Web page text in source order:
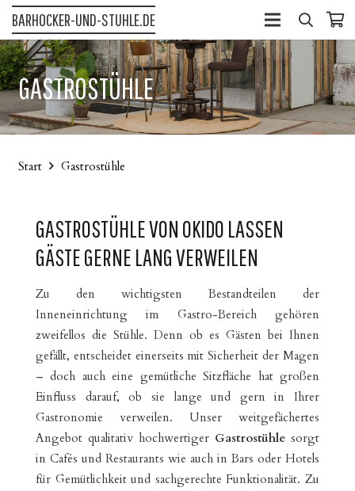
BARHOCKER-UND-STUHLE.DE
GASTROSTÜHLE
Start Gastrostühle
GASTROSTÜHLE VON OKIDO LASSEN
GÄSTE GERNE LANG VERWEILEN
Zu den wichtigsten Bestandteilen der
Inneneinrichtung im Gastro-Bereich gehören
zweifellos die Stühle. Denn ob es Gästen bei Ihnen
gefällt, entscheidet einerseits mit Sicherheit der Magen
– doch auch eine gemütliche Sitzfläche hat großen
Einfluss darauf, ob sie lange und gern in Ihrer
Gastronomie verweilen. Unser weitgefächertes
Angebot qualitativ hochwertiger Gastrostühle sorgt
in Cafés und Restaurants wie auch in Bars oder Hotels
für Gemütlichkeit und sachgerechte Funktionalität. Zu